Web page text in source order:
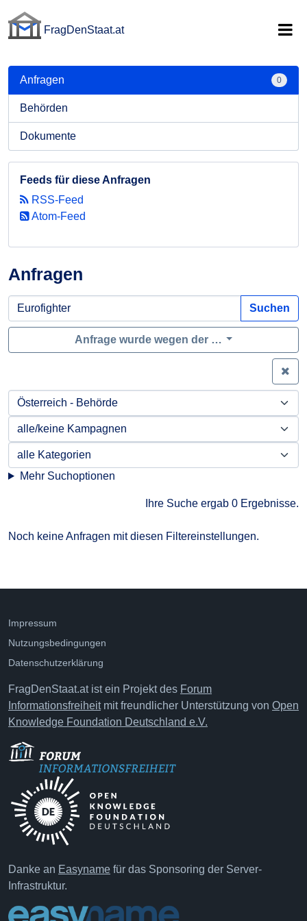
FragDenStaat.at
Anfragen
Suchen
Anfrage wurde wegen der …
Mehr Suchoptionen
Ihre Suche ergab 0 Ergebnisse.
Noch keine Anfragen mit diesen Filtereinstellungen.
Anfragen 0
Behörden
Dokumente
Feeds für diese Anfragen
RSS-Feed
Atom-Feed
Impressum
Nutzungsbedingungen
Datenschutzerklärung
FragDenStaat.at ist ein Projekt des Forum
Informationsfreiheitmit freundlicher Unterstützung von Open
Knowledge Foundation Deutschland e.V.
Danke an Easyname für das Sponsoring der Server-
Infrastruktur.